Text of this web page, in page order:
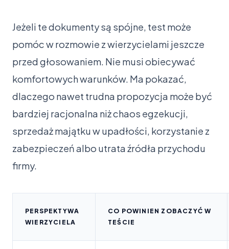
Jeżeli te dokumenty są spójne, test może
pomóc w rozmowie z wierzycielami jeszcze
przed głosowaniem. Nie musi obiecywać
komfortowych warunków. Ma pokazać,
dlaczego nawet trudna propozycja może być
bardziej racjonalna niż chaos egzekucji,
sprzedaż majątku w upadłości, korzystanie z
zabezpieczeń albo utrata źródła przychodu
firmy.
PERSPEKTYWA
WIERZYCIELA
CO POWINIEN ZOBACZYĆ W
TEŚCIE